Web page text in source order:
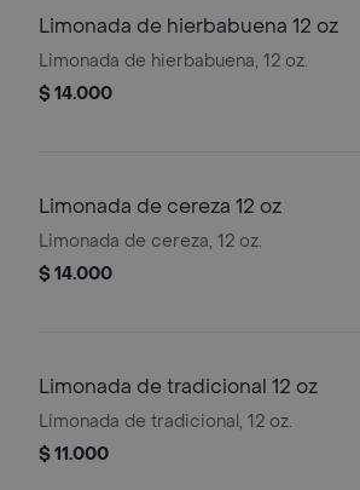
Limonada de hierbabuena 12 oz
Limonada de hierbabuena, 12 oz.
$ 14.000
Limonada de cereza 12 oz
Limonada de cereza, 12 oz.
$ 14.000
Limonada de tradicional 12 oz
Limonada de tradicional, 12 oz.
$ 11.000